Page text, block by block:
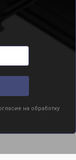
на обработку